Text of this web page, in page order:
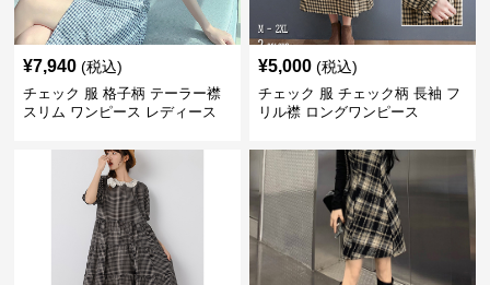
¥7,940 (税込)
チェック 服 格子柄 テーラー襟
スリム ワンピース レディース
¥5,000 (税込)
チェック 服 チェック柄 長袖 フ
リル襟 ロングワンピース